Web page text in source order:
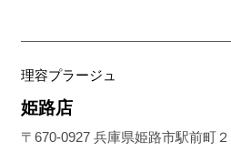
理容プラージュ
姫路店
〒670-0927 兵庫県姫路市駅前町